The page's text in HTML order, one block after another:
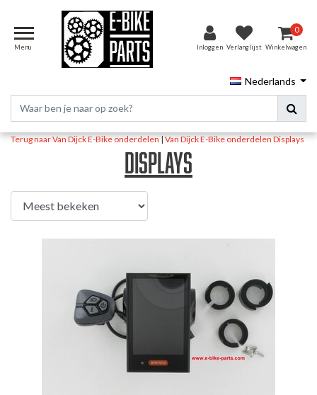
Menu Inloggen Verlanglijst
0
Winkelwagen
Nederlands
Terug naar Van Dijck E-Bike onderdelen|Van Dijck E-Bike onderdelenDisplays
Displays